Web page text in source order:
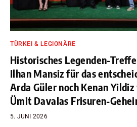
TÜRKEI & LEGIONÄRE
Historisches Legenden-
Ilhan Mansiz für das
Arda Güler noch Kenan
Ümit Davalas Frisuren-
5. JUNI 2026